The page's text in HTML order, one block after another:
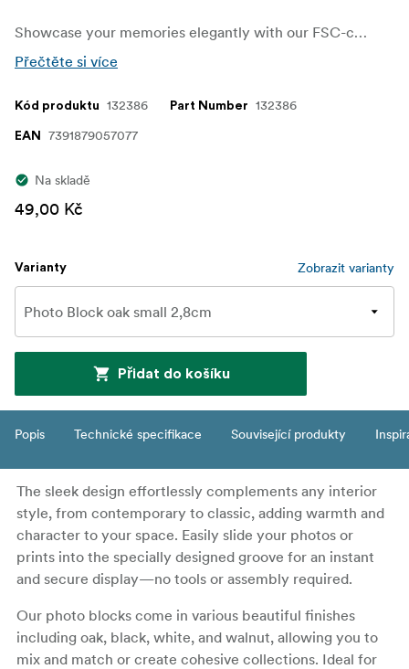
Showcase your memories elegantly with our FSC-certified Wooden Photo Blocks in oak. Crafted from responsibly sourced, high-quality wood, these blocks offer a modern, minimalist way to display your favorite photographs and artwork.
Přečtěte si více
Kód produktu 132386 Part Number 132386
EAN 7391879057077
Na skladě
49,00 Kč
Varianty Zobrazit varianty
Přidat do košíku
Popis Technické specifikace Související produkty
The sleek design effortlessly complements any interior
style, from contemporary to classic, adding warmth and
character to your space. Easily slide your photos or
prints into the specially designed groove for an instant
and secure display—no tools or assembly required.
Our photo blocks come in various beautiful finishes
including oak, black, white, and walnut, allowing you to
mix and match or create cohesive collections. Ideal for